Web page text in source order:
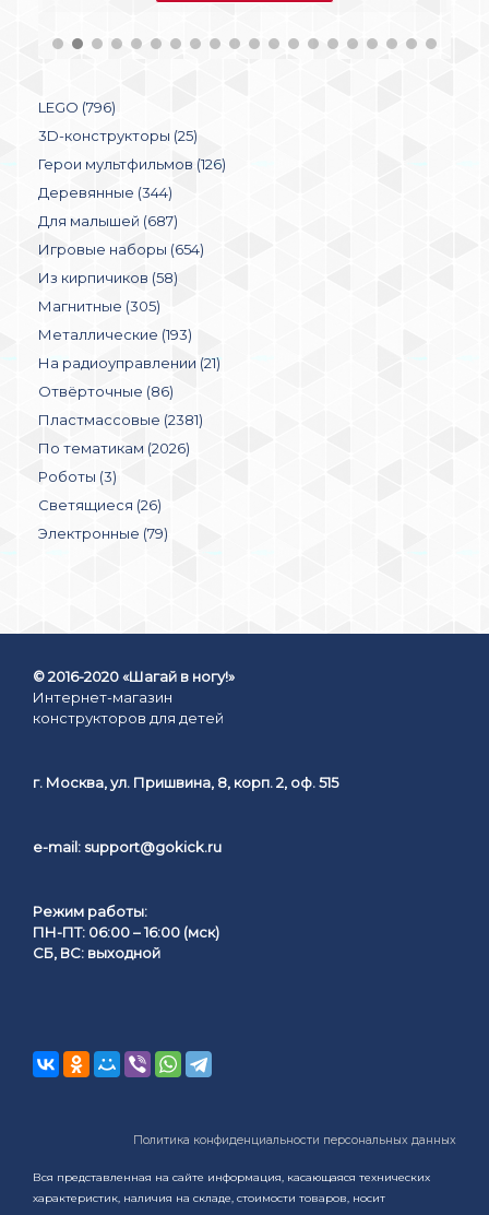
LEGO (796)
3D-конструкторы (25)
Герои мультфильмов (126)
Деревянные (344)
Для малышей (687)
Игровые наборы (654)
Из кирпичиков (58)
Магнитные (305)
Металлические (193)
На радиоуправлении (21)
Отвёрточные (86)
Пластмассовые (2381)
По тематикам (2026)
Роботы (3)
Светящиеся (26)
Электронные (79)
© 2016-2020 «Шагай в ногу!»
Интернет-магазин
конструкторов для детей
г. Москва, ул. Пришвина, 8, корп. 2, оф. 515
e-mail: support@gokick.ru
Режим работы:
ПН-ПТ: 06:00 – 16:00 (мск)
СБ, ВС: выходной
Политика конфиденциальности персональных данных
Вся представленная на сайте информация, касающаяся технических
характеристик, наличия на складе, стоимости товаров, носит